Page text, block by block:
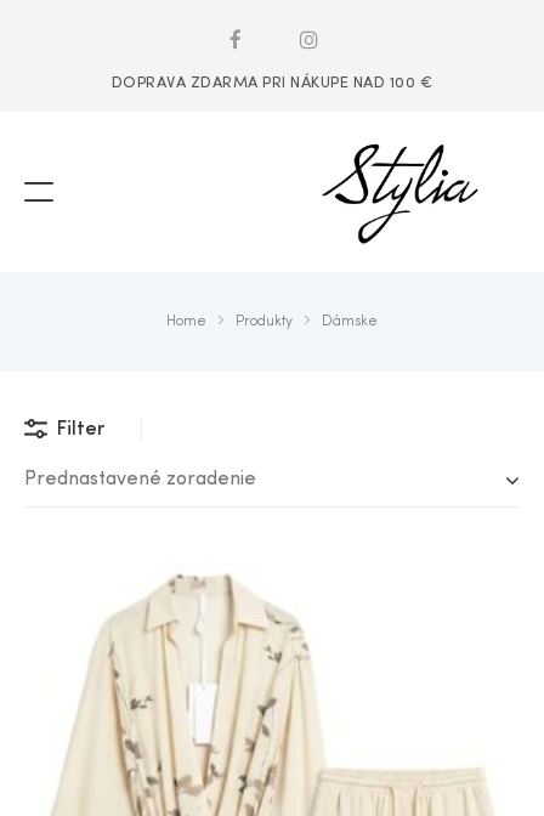
DOPRAVA ZDARMA PRI NÁKUPE NAD 100 €
Home Produkty Dámske
Filter
Prednastavené zoradenie